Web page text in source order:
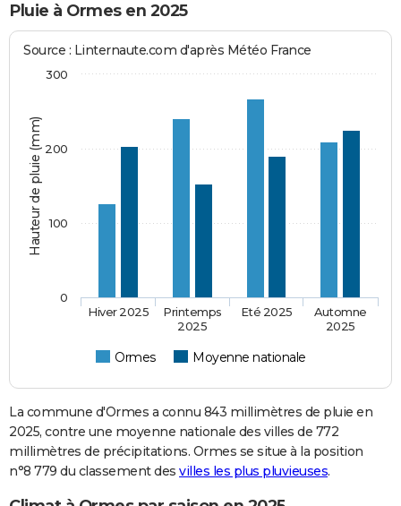
Pluie à Ormes en 2025
Hauteur de pluie (mm)
Source : Linternaute.com d'après Météo France
Ormes Moyenne nationale
Hiver 2025
Printemps
2025
Eté 2025
Automne
2025
0
100
200
300
La commune d'Ormes a connu 843 millimètres de pluie en
2025, contre une moyenne nationale des villes de 772
millimètres de précipitations. Ormes se situe à la position
n°8 779 du classement des villes les plus pluvieuses.